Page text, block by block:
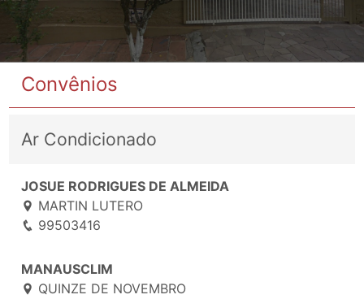
Convênios
Ar Condicionado
JOSUE RODRIGUES DE ALMEIDA
MARTIN LUTERO
99503416
MANAUSCLIM
QUINZE DE NOVEMBRO